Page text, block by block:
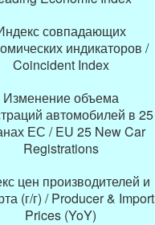
совпадающих
индикаторов /
Coincident Index
Изменение объема
автомобилей в 25
ЕС / EU 25 New Car
Registrations
цен производителей и
(г/г) / Producer & Import
Prices (YoY)